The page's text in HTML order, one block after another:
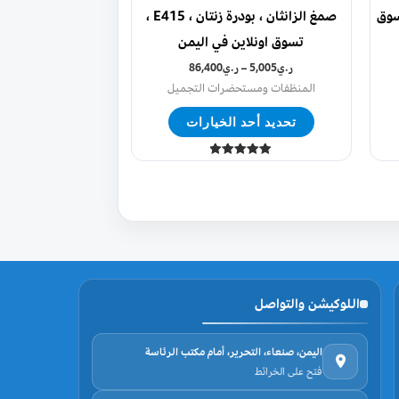
صمغ الزانثان ، بودرة زنتان ، E415 ،
تسوق اونلاين في اليمن
ر.ي5,005
–ر.ي86,400
المنظفات ومستحضرات التجميل
تحديد أحد الخيارات
الخيارات
المنتج
اللوكيشن والتواصل
اليمن، صنعاء، التحرير، أمام مكتب الرئاسة
فتح على الخرائط